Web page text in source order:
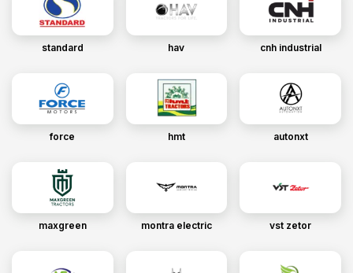
standard hav cnh industrial
force hmt autonxt
maxgreen montra electric vst zetor